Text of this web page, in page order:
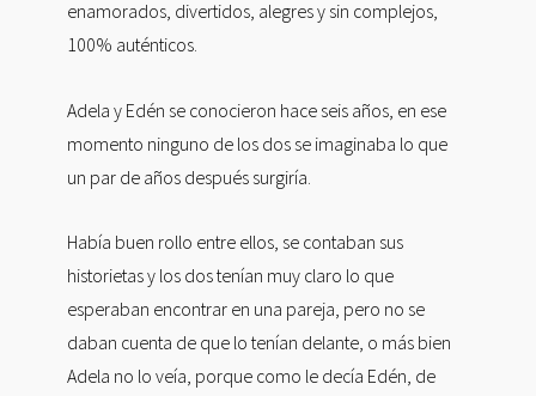
enamorados, divertidos, alegres y sin complejos,
100% auténticos.
Adela y Edén se conocieron hace seis años, en ese
momento ninguno de los dos se imaginaba lo que
un par de años después surgiría.
Había buen rollo entre ellos, se contaban sus
historietas y los dos tenían muy claro lo que
esperaban encontrar en una pareja, pero no se
daban cuenta de que lo tenían delante, o más bien
Adela no lo veía, porque como le decía Edén, de